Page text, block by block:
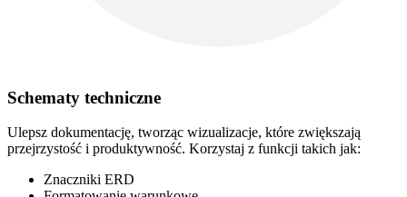
Schematy techniczne
Ulepsz dokumentację, tworząc wizualizacje, które zwiększają
przejrzystość i produktywność. Korzystaj z funkcji takich jak:
Znaczniki ERD